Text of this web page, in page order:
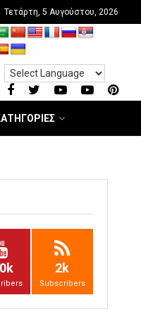
Τετάρτη, 5 Αυγούστου, 2026
2k
Subscribers